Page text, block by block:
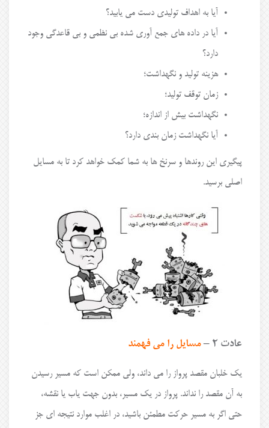
آیا به اهداف تولیدی دست می یابید؟
آیا در داده های جمع آوری شده بی نظمی و بی قاعدگی وجود
دارد؟
هزینه تولید و نگهداشت؛
زمان توقف تولید؛
نگهداشت بیش از اندازه؛
آیا نگهداشت زمان بندی دارد؟
پیگیری این روندها و سرنخ ها به شما کمک خواهد کرد تا به مسایل
اصلی برسید.
عادت ۲ – مسایل را می فهمند
یک خلبان مقصد پرواز را می داند، ولی ممکن است که مسیر رسیدن
به آن مقصد را نداند. پرواز در یک مسیر، بدون جهت یاب یا نقشه،
حتی اگر به مسیر حرکت مطمئن باشید، در اغلب موارد نتیجه ای جز